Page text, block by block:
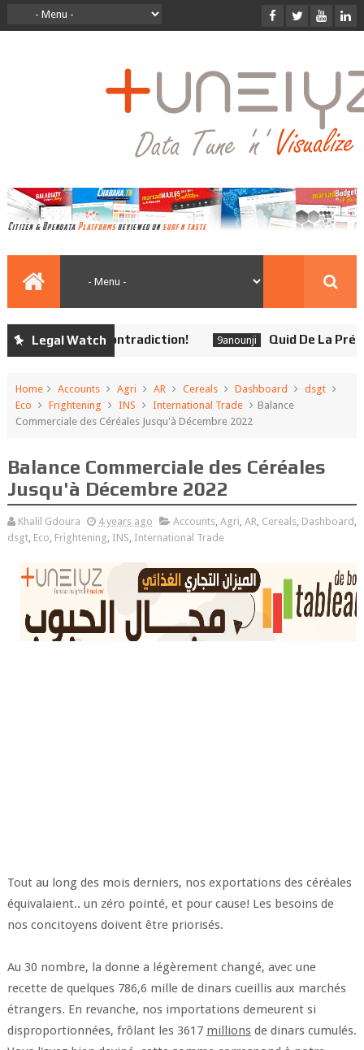
Legal Watch
Aucune Contradiction! 9anounji Quid De La
Home Accounts Agri AR Cereals Dashboard
dsgt
Eco
Frightening INS International Trade
Balance
Commerciale des Céréales Jusqu'à Décembre 2022
Balance Commerciale des Céréales
Jusqu'à Décembre 2022
Khalil Gdoura 4 years ago Accounts, Agri, AR, Cereals, Dashboard ,
dsgt, Eco, Frightening, INS, International Trade
Tout au long des mois derniers, nos exportations des céréales
équivalaient.. un zéro pointé, et pour cause! Les besoins de
nos concitoyens doivent être priorisés.
Au 30 nombre, la donne a légèrement changé, avec une
recette de quelques 786,6 mille de dinars cueillis aux marchés
étrangers. En revanche, nos importations demeurent si
disproportionnées, frôlant les 3617 millionsde dinars cumulés.